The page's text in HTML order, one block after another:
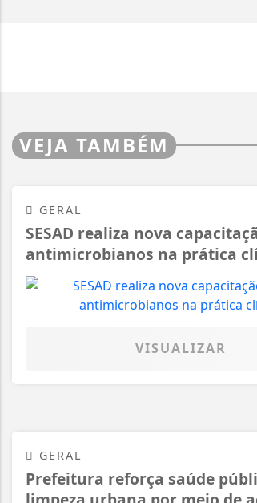
VEJA TAMBÉM
GERAL
SESAD realiza nova
antimicrobianos na prática
VISUALIZAR
GERAL
Prefeitura reforça saúde